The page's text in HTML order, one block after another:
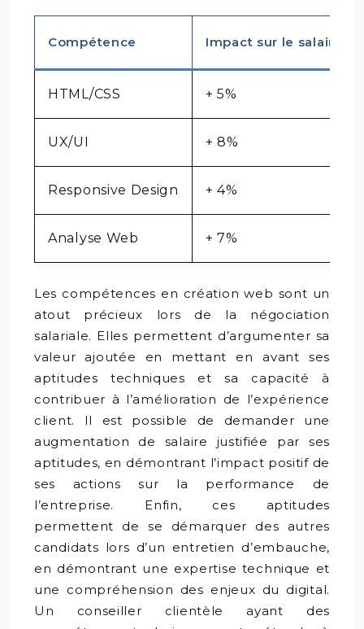
Compétence Impact sur le salaire
HTML/CSS + 5%
UX/UI + 8%
Responsive Design + 4%
Analyse Web + 7%
Les compétences en création web sont un
atout précieux lors de la négociation
salariale. Elles permettent d’argumenter sa
valeur ajoutée en mettant en avant ses
aptitudes techniques et sa capacité à
contribuer à l’amélioration de l’expérience
client. Il est possible de demander une
augmentation de salaire justifiée par ses
aptitudes, en démontrant l’impact positif de
ses actions sur la performance de
l’entreprise. Enfin, ces aptitudes
permettent de se démarquer des autres
candidats lors d’un entretien d’embauche,
en démontrant une expertise technique et
une compréhension des enjeux du digital.
Un conseiller clientèle ayant des